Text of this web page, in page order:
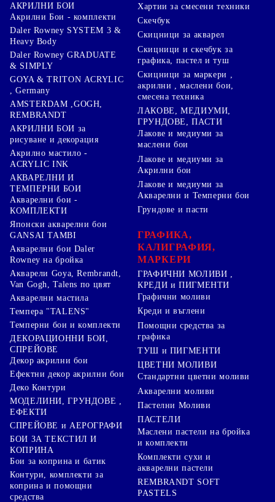
АКРИЛНИ БОИ
Акрилни Бои - комплекти
Daler Rowney SYSTEM 3 &
Heavy Body
Daler Rowney GRADUATE
& SIMPLY
GOYA & TRITON АCRYLIC
, Germany
AMSTERDAM ,GOGH,
REMBRANDT
АКРИЛНИ БОИ за
рисуване и декорация
Акрилно мастило -
ACRYLIC INK
АКВАРЕЛНИ И
ТЕМПЕРНИ БОИ
Акварелни бои -
КОМПЛЕКТИ
Японски акварелни бои
GANSAI TAMBI
Акварелни бои Daler
Rowney на бройка
Акварели Goya, Rembrandt,
Van Gogh, Talens по цвят
Акварелни мастила
Темпера "TALENS"
Темперни бои и комплекти
ДЕКОРАЦИОННИ БОИ,
СПРЕЙОВЕ
Декор акрилни бои
Ефектни декор акрилни бои
Деко Контури
МОДЕЛИНИ, ГРУНДОВЕ ,
ЕФЕКТИ
СПРЕЙОВЕ и АЕРОГРАФИ
БОИ ЗА ТЕКСТИЛ И
КОПРИНА
Бои за коприна и батик
Контури, комплекти за
коприна и помощни
средства
Хартии за смесени техники
Скечбук
Скицници за акварел
Скицници и скечбук за
графика, пастел и туш
Скицници за маркери ,
акрилни , маслени бои,
смесена техника
ЛАКОВЕ, МЕДИУМИ,
ГРУНДОВЕ, ПАСТИ
Лакове и медиуми за
маслени бои
Лакове и медиуми за
Акрилни бои
Лакове и медиуми за
Акварелни и Темперни бои
Грундове и пасти
ГРАФИКА,
КАЛИГРАФИЯ,
МАРКЕРИ
ГРАФИЧНИ МОЛИВИ ,
КРЕДИ и ПИГМЕНТИ
Графични моливи
Креди и въглени
Помощни средства за
графика
ТУШ и ПИГМЕНТИ
ЦВЕТНИ МОЛИВИ
Стандартни цветни моливи
Акварелни моливи
Пастелни Моливи
ПАСТЕЛИ
Маслени пастели на бройка
и комплекти
Комплекти сухи и
акварелни пастели
REMBRANDT SOFT
PASTELS